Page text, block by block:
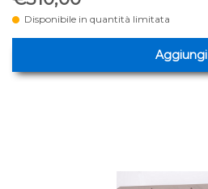
Disponibile in quantità limitata
Aggiungi